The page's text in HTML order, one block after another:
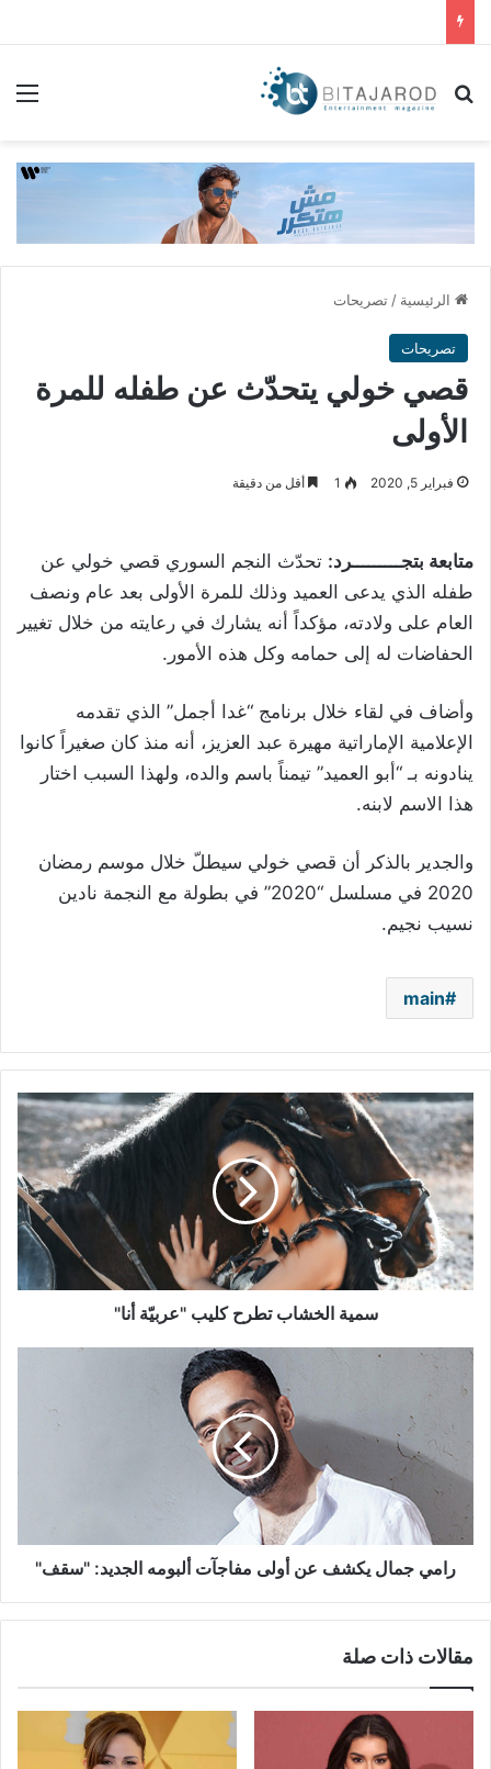
بحث عن
الرئيسية / تصريحات
تصريحات
قصي خولي يتحدّث عن طفله للمرة
الأولى
فبراير 5, 2020 1 أقل من دقيقة
متابعة بتجـــــــــرد: تحدّث النجم السوري قصي خولي عن
طفله الذي يدعى العميد وذلك للمرة الأولى بعد عام ونصف
العام على ولادته، مؤكداً أنه يشارك في رعايته من خلال تغيير
الحفاضات له إلى حمامه وكل هذه الأمور.
وأضاف في لقاء خلال برنامج “غدا أجمل” الذي تقدمه
الإعلامية الإماراتية مهيرة عبد العزيز، أنه منذ كان صغيراً كانوا
ينادونه بـ “أبو العميد” تيمناً باسم والده، ولهذا السبب اختار
هذا الاسم لابنه.
والجدير بالذكر أن قصي خولي سيطلّ خلال موسم رمضان
2020 في مسلسل “2020” في بطولة مع النجمة نادين
نسيب نجيم.
main
سمية
الخشاب
تطرح
كليب
"عربيّة
أنا"
سمية الخشاب تطرح كليب "عربيّة أنا"
رامي
جمال
مفاجآت
ألبومه
الجديد:
"سقف"
رامي جمال يكشف عن أولى مفاجآت ألبومه الجديد: "سقف"
مقالات ذات صلة